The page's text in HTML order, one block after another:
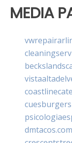
MEDIA
dmtacos.com